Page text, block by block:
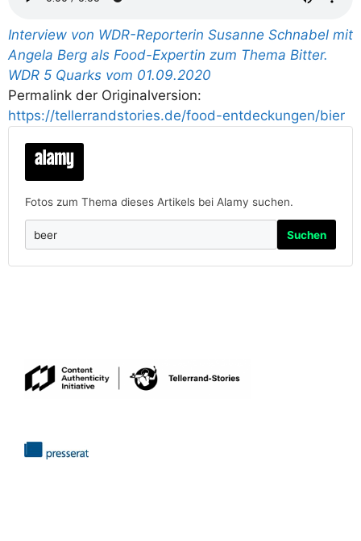
Interview von WDR-Reporterin Susanne Schnabel mit
Angela Berg als Food-Expertin zum Thema Bitter.
WDR 5 Quarks vom 01.09.2020
Permalink der Originalversion:
https://tellerrandstories.de/food-entdeckungen/bier
Fotos zum Thema dieses Artikels bei Alamy suchen.
Suchen